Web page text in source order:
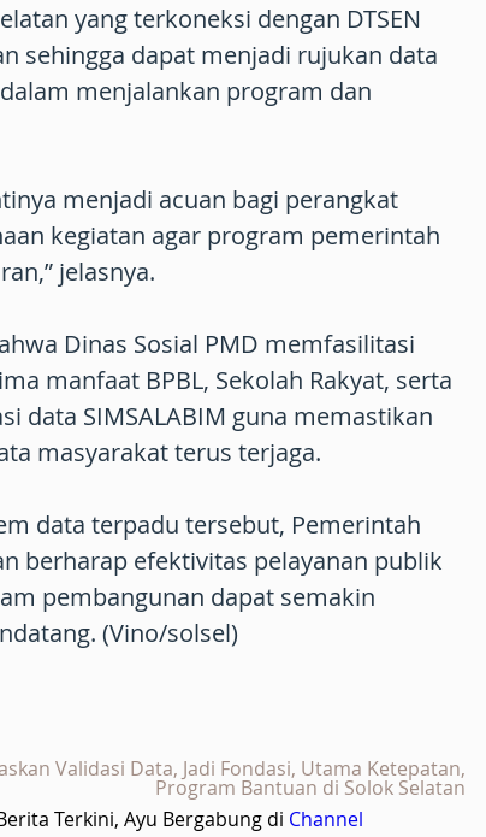
yang terkoneksi dengan DTSEN
sehingga dapat menjadi rujukan data
menjalankan program dan
menjadi acuan bagi perangkat
kegiatan agar program pemerintah
jelasnya.
Dinas Sosial PMD memfasilitasi
manfaat BPBL, Sekolah Rakyat, serta
data SIMSALABIM guna memastikan
masyarakat terus terjaga.
data terpadu tersebut, Pemerintah
berharap efektivitas pelayanan publik
pembangunan dapat semakin
(Vino/solsel)
Validasi Data, Jadi Fondasi, Utama Ketepatan,
Program Bantuan di Solok Selatan
Terkini, Ayu Bergabung di Channel